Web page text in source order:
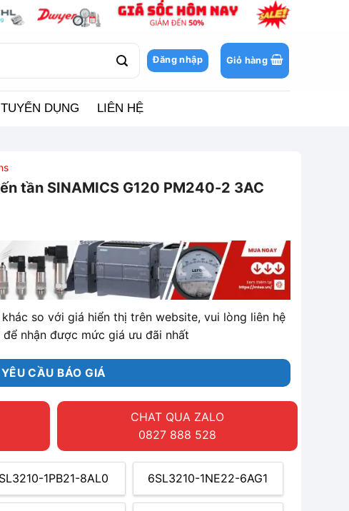
Đăng nhập Giỏ hàng
TUYỂN DỤNG LIÊN HỆ
tần SINAMICS G120 PM240-2 3AC
so với giá hiển thị trên website, vui lòng liên hệ
để nhận được mức giá ưu đãi nhất
YÊU CẦU BÁO GIÁ
CHAT QUA ZALO
0827 888 528
1PB21-8AL0 6SL3210-1NE22-6AG1